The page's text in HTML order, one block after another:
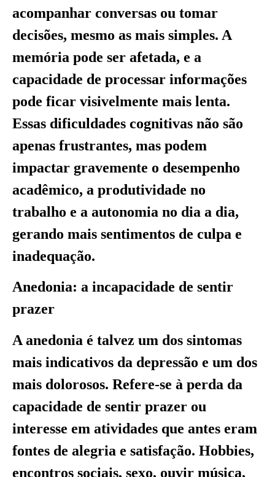
acompanhar conversas ou tomar
decisões, mesmo as mais simples. A
memória pode ser afetada, e a
capacidade de processar informações
pode ficar visivelmente mais lenta.
Essas dificuldades cognitivas não são
apenas frustrantes, mas podem
impactar gravemente o desempenho
acadêmico, a produtividade no
trabalho e a autonomia no dia a dia,
gerando mais sentimentos de culpa e
inadequação.
Anedonia: a incapacidade de sentir
prazer
A anedonia é talvez um dos sintomas
mais indicativos da depressão e um dos
mais dolorosos. Refere-se à perda da
capacidade de sentir prazer ou
interesse em atividades que antes eram
fontes de alegria e satisfação. Hobbies,
encontros sociais, sexo, ouvir música,